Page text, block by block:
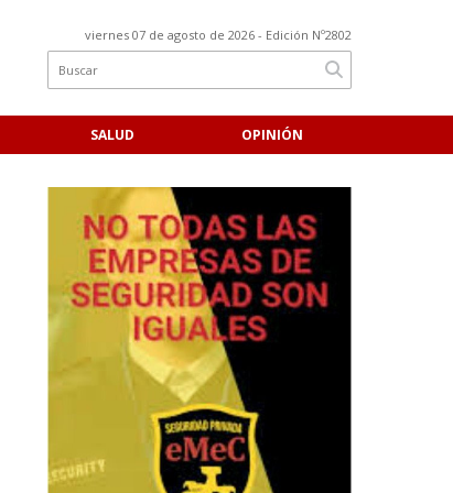
viernes 07 de agosto de 2026 - Edición Nº2802
SALUD OPINIÓN